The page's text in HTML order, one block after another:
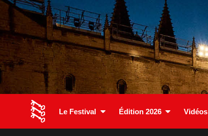
Le Festival Édition 2026 Vidéos